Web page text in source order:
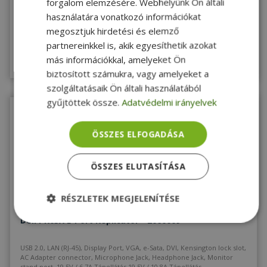
5 190 Ft
Raktáron 10+ db
Megnézem
KIVÁLÓ
ÁLLAPOT
Dell PR03X E-Port Replicator - 2060009
USB 2.0, LAN (RJ-45), Display Port, VGA, e-Sata, DVI, Kensington lock slot,
AC Adapter connector, Microphone Jack, Headphone Jack, Monitor
használatára vonatkozó információkat
megosztjuk hirdetési és elemző
partnereinkkel is, akik egyesíthetik azokat
más információkkal, amelyeket Ön
biztosított számukra, vagy amelyeket a
szolgáltatásaik Ön általi használatából
gyűjtöttek össze. Adatvédelmi irányelvek
ÖSSZES ELFOGADÁSA
ÖSSZES ELUTASÍTÁSA
RÉSZLETEK MEGJELENÍTÉSE
Elengedhetetlenül
Teljesítmény